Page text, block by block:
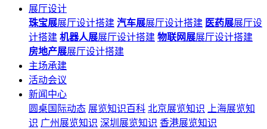
展厅设计
珠宝展展厅设计搭建 汽车展展厅设计搭建 医药展展厅设
计搭建 机器人展展厅设计搭建 物联网展展厅设计搭建
房地产展展厅设计搭建
主场承建
活动会议
新闻中心
圆桌国际动态 展览知识百科 北京展览知识
上海展览知
识 广州展览知识 深圳展览知识 香港展览知识